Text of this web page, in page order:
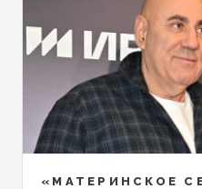
«МАТЕРИНСКОЕ